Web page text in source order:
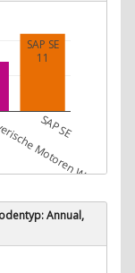
SAP SE
11
Motoren Werke AG
SAP SE
Annual,